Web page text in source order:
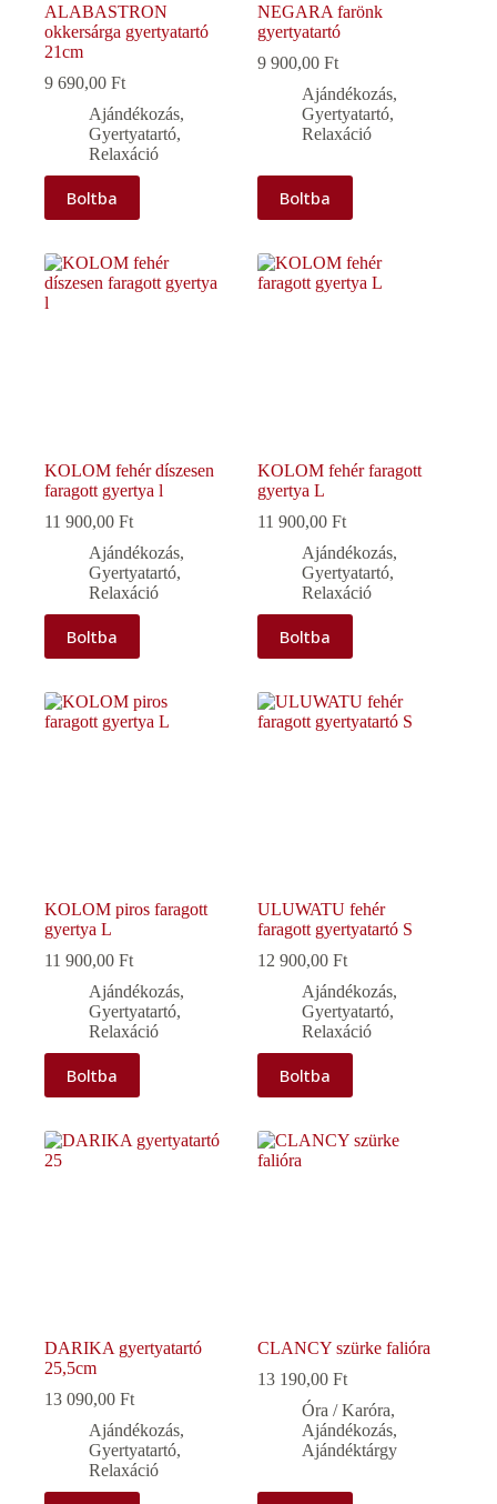
ALABASTRON
okkersárga gyertyatartó
21cm
9 690,00 Ft
Ajándékozás,
Gyertyatartó,
Relaxáció
Boltba
NEGARA farönk
gyertyatartó
9 900,00Ft
Ajándékozás,
Gyertyatartó,
Relaxáció
Boltba
KOLOM fehér díszesen
faragott gyertya l
11 900,00 Ft
Ajándékozás,
Gyertyatartó,
Relaxáció
Boltba
KOLOM fehér faragott
gyertya L
11 900,00Ft
Ajándékozás,
Gyertyatartó,
Relaxáció
Boltba
KOLOM piros faragott
gyertya L
11 900,00 Ft
Ajándékozás,
Gyertyatartó,
Relaxáció
Boltba
ULUWATU fehér
faragott gyertyatartó S
12 900,00Ft
Ajándékozás,
Gyertyatartó,
Relaxáció
Boltba
DARIKA gyertyatartó
25,5cm
13 090,00 Ft
Ajándékozás,
Gyertyatartó,
Relaxáció
CLANCY szürke falióra
13 190,00Ft
Óra / Karóra,
Ajándékozás,
Ajándéktárgy